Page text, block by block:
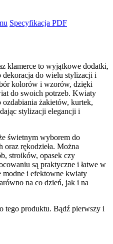
Specyfikacja PDF
klamerce to wyjątkowe dodatki,
dekoracja do wielu stylizacji i
kolorów i wzorów, dzięki
do swoich potrzeb. Kwiaty
ozdabiania żakietów, kurtek,
stylizacji elegancji i
świetnym wyborem do
rękodzieła. Można
stroików, opasek czy
są praktyczne i łatwe w
modne i efektowne kwiaty
na co dzień, jak i na
tego produktu. Bądź pierwszy i